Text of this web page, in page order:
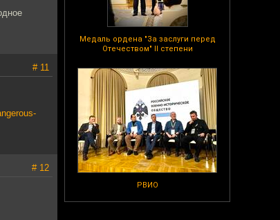
Медаль ордена "За заслуги перед
Отечеством" II степени
РВИО
# 11
# 12